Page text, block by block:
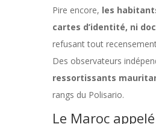
Pire encore, les
cartes d’identité, ni
refusant tout
Des observateurs
ressortissants
rangs du Polisario.
Le Maroc